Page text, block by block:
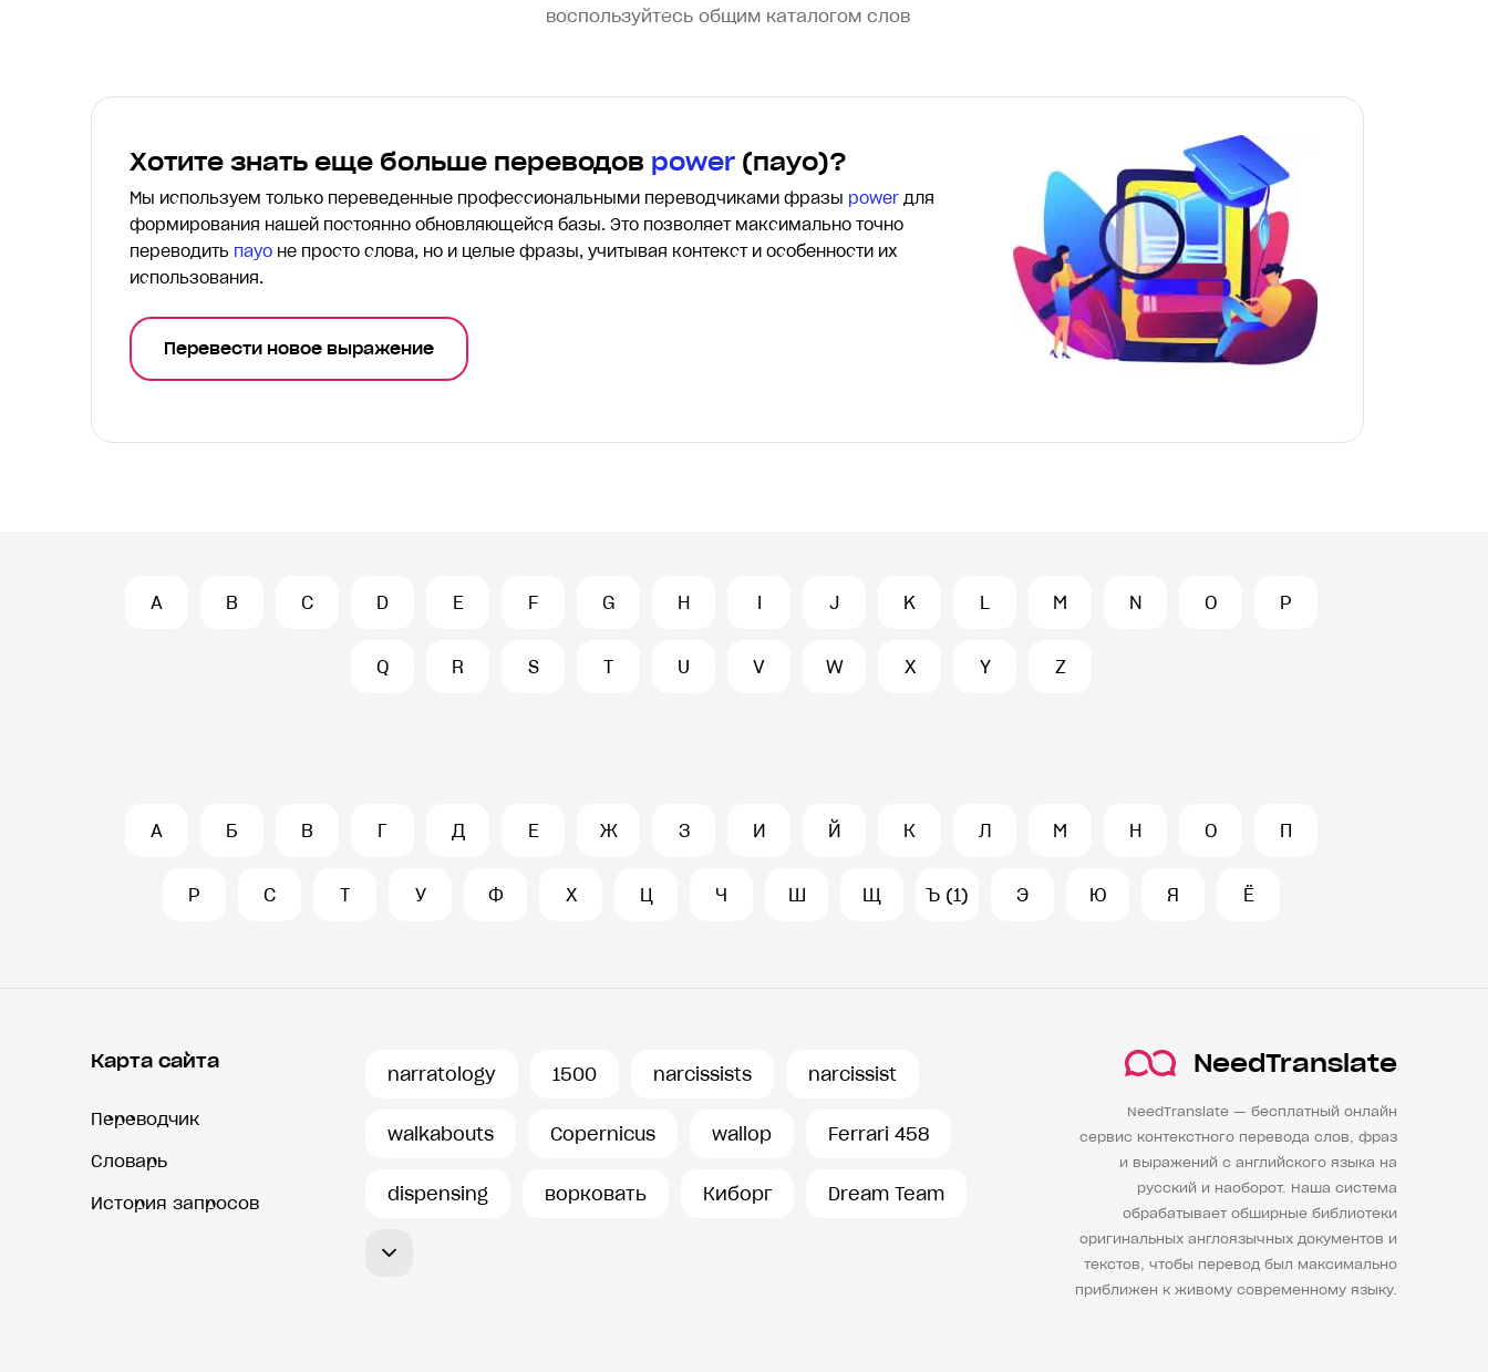
воспользуйтесь общим каталогом слов
Хотите знать еще больше переводов power (пауо)?
Мы используем только переведенные профессиональными переводчиками фразы power для
формирования нашей постоянно обновляющейся базы. Это позволяет максимально точно
переводить пауо не просто слова, но и целые фразы, учитывая контекст и особенности их
использования.
Перевести новое выражение
A B C D E F G H I J K L M N O P
Q R S T U V W X Y Z
А Б В Г Д Е Ж З И Й К Л М Н О П
Р С Т У Ф Х Ц Ч Ш Щ Ъ (1) Э Ю Я Ё
Карта сайта
Переводчик
Словарь
История запросов
narratology 1500 narcissists narcissist
walkabouts Copernicus wallop Ferrari 458
dispensing ворковать Киборг Dream Team
NeedTranslate
NeedTranslate — бесплатный онлайн
сервис контекстного перевода слов, фраз
и выражений с английского языка на
русский и наоборот. Наша система
обрабатывает обширные библиотеки
оригинальных англоязычных документов и
текстов, чтобы перевод был максимально
приближен к живому современному языку.